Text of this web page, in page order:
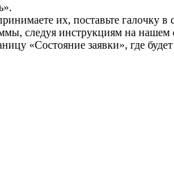
их, поставьте галочку
следуя инструкциям на нашем
«Состояние заявки», где будет